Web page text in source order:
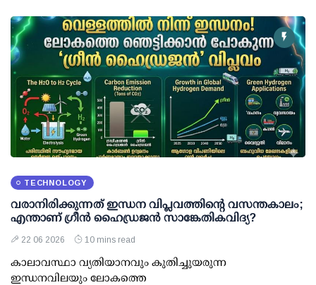
TECHNOLOGY
വരാനിരിക്കുന്നത് ഇന്ധന വിപ്ലവത്തിന്റെ വസന്തകാലം;
എന്താണ് ഗ്രീൻ ഹൈഡ്രജൻ സാങ്കേതികവിദ്യ?
22 06 2026 10 mins read
കാലാവസ്ഥാ വ്യതിയാനവും കുതിച്ചുയരുന്ന
ഇന്ധനവിലയും ലോകത്തെ